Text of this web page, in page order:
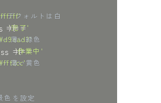
デフォルトは白
===
'完了'
){
// 薄い緑色
===
'作業中'
){
// 薄い黄色
を設定